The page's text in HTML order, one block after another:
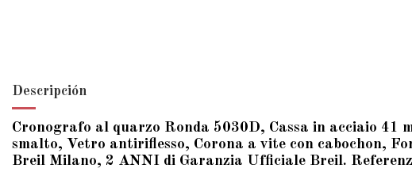
Descripción
Cronografo al quarzo Ronda 5030D, Cassa in acciaio
smalto, Vetro antiriflesso, Corona a vite con cabochon,
Breil Milano, 2 ANNI di Garanzia Ufficiale Breil.